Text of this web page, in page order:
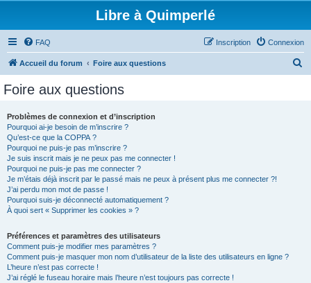
Libre à Quimperlé
FAQ Connexion
Inscription
Accueil du forum Foire aux questions
Foire aux questions
Problèmes de connexion et d’inscription
Pourquoi ai-je besoin de m’inscrire ?
Qu’est-ce que la COPPA ?
Pourquoi ne puis-je pas m’inscrire ?
Je suis inscrit mais je ne peux pas me connecter !
Pourquoi ne puis-je pas me connecter ?
Je m’étais déjà inscrit par le passé mais ne peux à présent plus me connecter ?!
J’ai perdu mon mot de passe !
Pourquoi suis-je déconnecté automatiquement ?
À quoi sert « Supprimer les cookies » ?
Préférences et paramètres des utilisateurs
Comment puis-je modifier mes paramètres ?
Comment puis-je masquer mon nom d’utilisateur de la liste des utilisateurs en ligne ?
L’heure n’est pas correcte !
J’ai réglé le fuseau horaire mais l’heure n’est toujours pas correcte !